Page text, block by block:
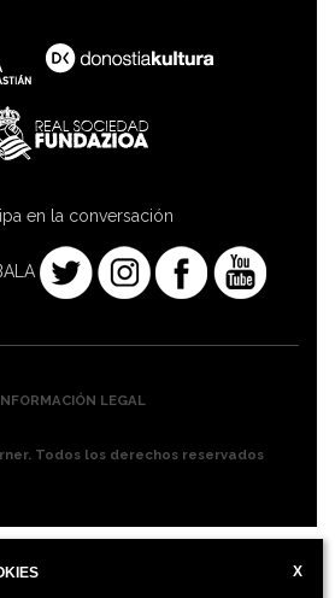
en la conversación
LEGAL
Todos los derechos reservados
X